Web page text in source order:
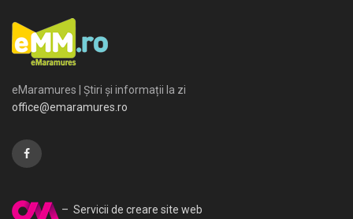
eMaramures | Știri și informații la zi
office@emaramures.ro
– Servicii de creare site web